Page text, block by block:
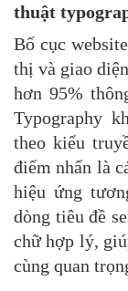
thuật
Bố cục
thị và giao
hơn 95%
Typography
theo kiểu
điểm nhấn là
hiệu ứng
dòng tiêu đề
chữ hợp lý,
cùng quan